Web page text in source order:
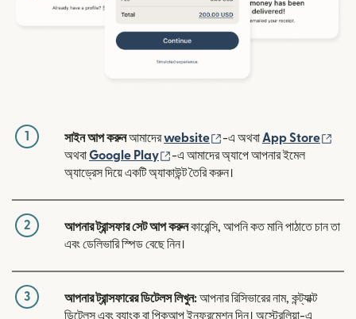
1 সাইন আপ করুনআমাদেরwebsite (নতুন উইন্ডোতে খুলবে)
-এ অথবা App Store
অথবাGoogle Play (নতুন উইন্ডোতে খুলবে)
-এ আমাদের অ্যাপে আপনার ইমেল
অ্যাড্রেস দিয়ে একটি অ্যাকাউন্ট তৈরি করুন।
2 আপনার ট্রান্সফার সেট আপ করুনকারেন্সি, আপনি কত মানি পাঠাতে চান তা
এবং ডেলিভারি স্পিড বেছে নিন।
3 আপনার ট্রান্সফারের ডিটেলস লিখুন:আপনার রিসিভারের নাম, কন্ট্যাক্ট
ডিটেলস এবং ব্যাংক বা পিকআপ ইনফরমেশন দিন। অস্ট্রেলিয়া-এ